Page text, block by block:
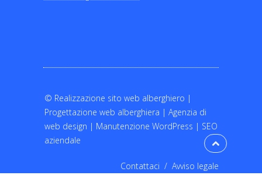
© Realizzazione sito web alberghiero |
Progettazione web alberghiera | Agenzia di
web design | Manutenzione WordPress | SEO
aziendale
Contattaci / Avviso legale